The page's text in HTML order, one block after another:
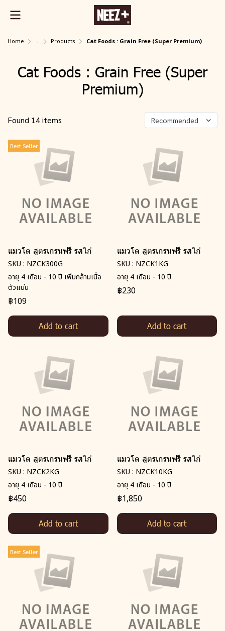
Home ... Products Cat Foods : Grain Free (Super Premium)
Cat Foods : Grain Free (Super
Premium)
Found 14 items Recommended
Best Seller
แมวโต สูตรเกรนฟรี รสไก่
SKU : NZCK300G
อายุ 4 เดือน - 10 ปี เพิ่มกล้ามเนื้อ
ตัวแน่น
฿109
Add to cart
แมวโต สูตรเกรนฟรี รสไก่
SKU : NZCK1KG
อายุ 4 เดือน - 10 ปี
฿230
Add to cart
แมวโต สูตรเกรนฟรี รสไก่
SKU : NZCK2KG
อายุ 4 เดือน - 10 ปี
฿450
Add to cart
แมวโต สูตรเกรนฟรี รสไก่
SKU : NZCK10KG
อายุ 4 เดือน - 10 ปี
฿1,850
Add to cart
Best Seller